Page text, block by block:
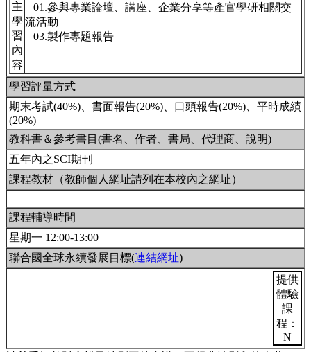
主
學
習
內
容
01.參與專業論壇、講座、企業分享等產官學研相關交
流活動
03.製作專題報告
學習評量方式
期末考試(40%)、書面報告(20%)、口頭報告(20%)、平時成績
(20%)
教科書＆參考書目(書名、作者、書局、代理商、說明)
五年內之SCI期刊
課程教材（教師個人網址請列在本校內之網址）
課程輔導時間
星期一 12:00-13:00
聯合國全球永續發展目標(連結網址)
提供
體驗
課
程：
N